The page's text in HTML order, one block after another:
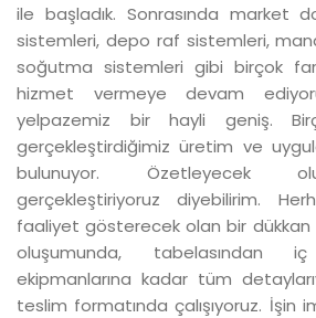
ile başladık. Sonrasında market
sistemleri, depo raf sistemleri,
soğutma sistemleri gibi birçok
hizmet vermeye devam
yelpazemiz bir hayli geniş.
gerçekleştirdiğimiz üretim ve
bulunuyor. Özetleyecek
gerçekleştiriyoruz diyebilirim.
faaliyet gösterecek olan bir
oluşumunda, tabelasından
ekipmanlarına kadar tüm
teslim formatında çalışıyoruz. İşin